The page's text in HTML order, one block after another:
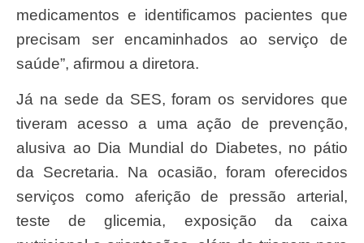
medicamentos e identificamos pacientes que
precisam ser encaminhados ao serviço de
saúde”, afirmou a diretora.
Já na sede da SES, foram os servidores que
tiveram acesso a uma ação de prevenção,
alusiva ao Dia Mundial do Diabetes, no pátio
da Secretaria. Na ocasião, foram oferecidos
serviços como aferição de pressão arterial,
teste de glicemia, exposição da caixa